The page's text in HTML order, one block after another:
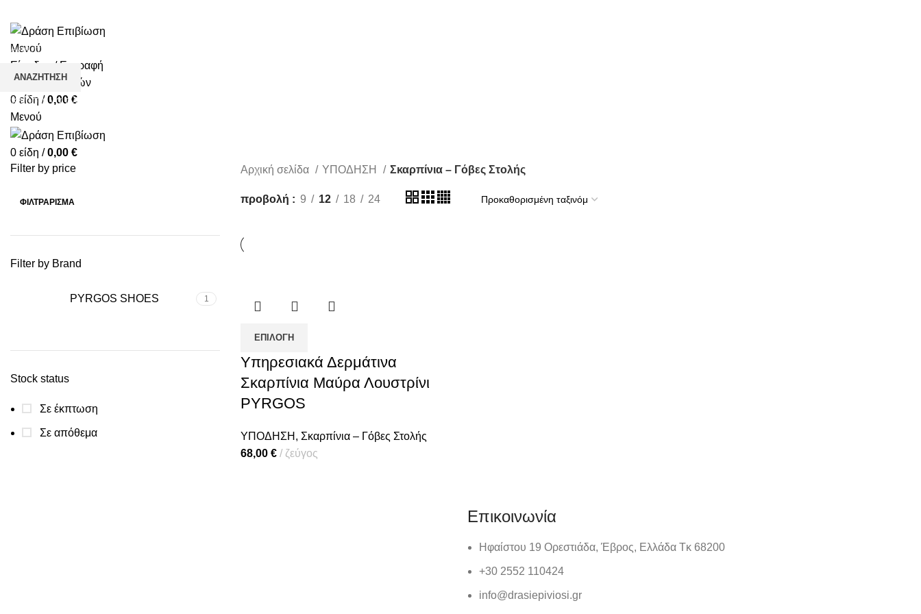
Μενού
Είσοδος / Εγγραφή
Λίστα επιθυμιών
0 είδη / 0,00 €
Μενού
0 είδη / 0,00 €
Filter by price
ΦΙΛΤΡΆΡΙΣΜΑ
Filter by Brand
PYRGOS SHOES 1
Stock status
Σε έκπτωση
Σε απόθεμα
Αρχική σελίδα ΥΠΟΔΗΣΗ Σκαρπίνια – Γόβες Στολής
προβολή 9 12 18 24
ΕΠΙΛΟΓΉ
Υπηρεσιακά Δερμάτινα
Σκαρπίνια Μαύρα Λουστρίνι
PYRGOS
ΥΠΟΔΗΣΗ , Σκαρπίνια – Γόβες Στολής
68,00 € ζεύγος
Επικοινωνία
Ηφαίστου 19 Ορεστιάδα, Έβρος, Ελλάδα Τκ 68200
+30 2552 110424
info@drasiepiviosi.gr
ΑΝΑΖΉΤΗΣΗ
Ξεκινήστε να πληκτρολογείτε για να δείτε τα προϊόντα που αναζητάτε.